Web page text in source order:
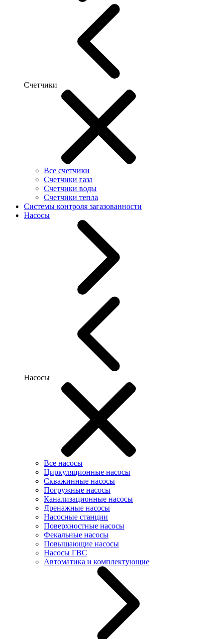
Счетчики
Все счетчики
Счетчики газа
Счетчики воды
Счетчики тепла
Системы контроля загазованности
Насосы
Насосы
Все насосы
Циркуляционные насосы
Скважинные насосы
Погружные насосы
Канализационные насосы
Дренажные насосы
Насосные станции
Поверхностные насосы
Фекальные насосы
Повышающие насосы
Насосы ГВС
Автоматика и комплектующие